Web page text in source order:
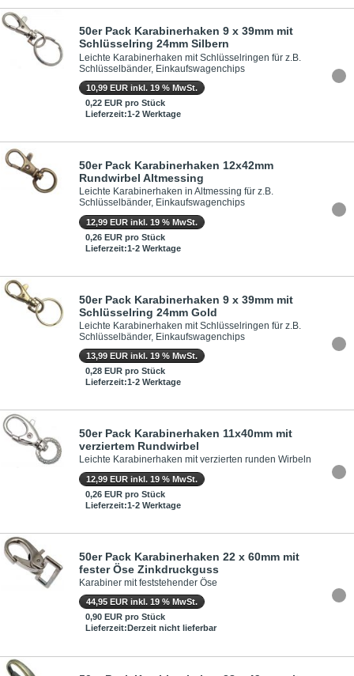
50er Pack Karabinerhaken 9 x 39mm mit
Schlüsselring 24mm Silbern
Leichte Karabinerhaken mit Schlüsselringen für z.B.
Schlüsselbänder, Einkaufswagenchips
10,99 EUR inkl. 19 % MwSt.
0,22 EUR pro Stück
Lieferzeit:1-2 Werktage
50er Pack Karabinerhaken 12x42mm
Rundwirbel Altmessing
Leichte Karabinerhaken in Altmessing für z.B.
Schlüsselbänder, Einkaufswagenchips
12,99 EUR inkl. 19 % MwSt.
0,26 EUR pro Stück
Lieferzeit:1-2 Werktage
50er Pack Karabinerhaken 9 x 39mm mit
Schlüsselring 24mm Gold
Leichte Karabinerhaken mit Schlüsselringen für z.B.
Schlüsselbänder, Einkaufswagenchips
13,99 EUR inkl. 19 % MwSt.
0,28 EUR pro Stück
Lieferzeit:1-2 Werktage
50er Pack Karabinerhaken 11x40mm mit
verziertem Rundwirbel
Leichte Karabinerhaken mit verzierten runden Wirbeln
12,99 EUR inkl. 19 % MwSt.
0,26 EUR pro Stück
Lieferzeit:1-2 Werktage
50er Pack Karabinerhaken 22 x 60mm mit
fester Öse Zinkdruckguss
Karabiner mit feststehender Öse
44,95 EUR inkl. 19 % MwSt.
0,90 EUR pro Stück
Lieferzeit:Derzeit nicht lieferbar